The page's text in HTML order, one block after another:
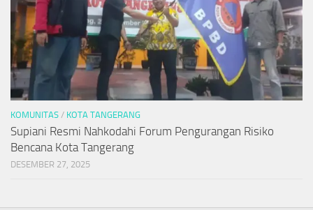
KOMUNITAS / KOTA TANGERANG
Supiani Resmi Nahkodahi Forum Pengurangan Risiko
Bencana Kota Tangerang
DESEMBER 27, 2025